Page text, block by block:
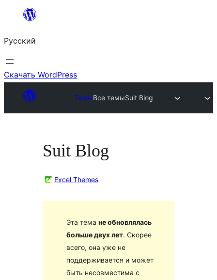
Перейти
содержимому
Русский
Скачать WordPress
ТемыВсе темыSuit Blog
Suit Blog
Excel Themes
Эта тема не обновлялась
больше двух лет. Скорее
всего, она уже не
поддерживается и может
быть несовместима с